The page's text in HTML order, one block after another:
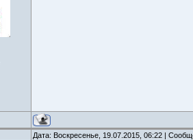
Дата: Воскресенье, 19.07.2015, 06:22 |